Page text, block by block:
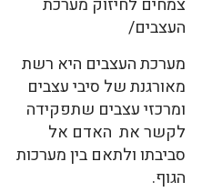
העצבים/
מערכת העצבים היא רשת
מאורגנת של סיבי עצבים
ומרכזי עצבים שתפקידה
לקשר את האדם אל
סביבתו ולתאם בין מערכות
הגוף.